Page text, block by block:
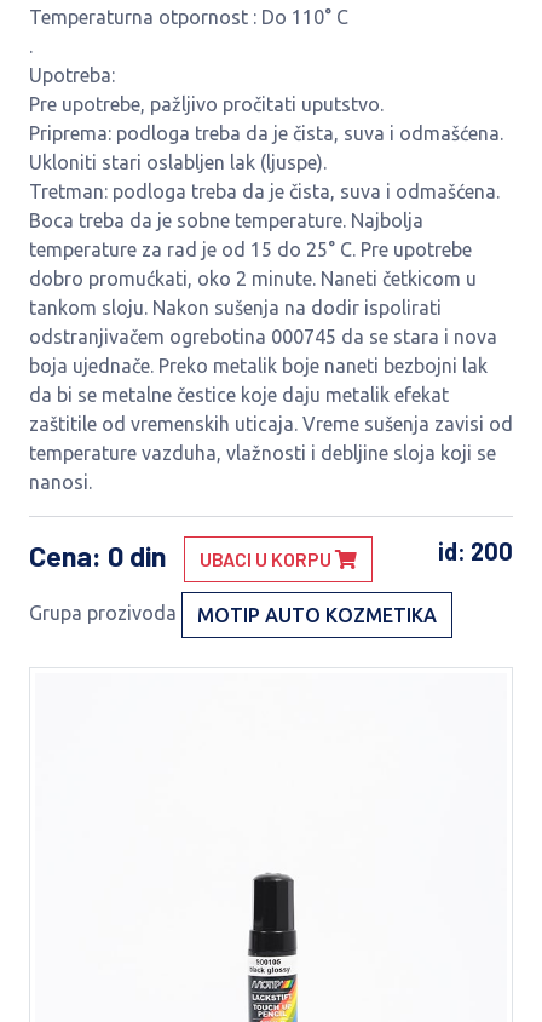
Temperaturna otpornost : Do 110° C
.
Upotreba:
Pre upotrebe, pažljivo pročitati uputstvo.
Priprema: podloga treba da je čista, suva i odmašćena.
Ukloniti stari oslabljen lak (ljuspe).
Tretman: podloga treba da je čista, suva i odmašćena.
Boca treba da je sobne temperature. Najbolja
temperature za rad je od 15 do 25° C. Pre upotrebe
dobro promućkati, oko 2 minute. Naneti četkicom u
tankom sloju. Nakon sušenja na dodir ispolirati
odstranjivačem ogrebotina 000745 da se stara i nova
boja ujednače. Preko metalik boje naneti bezbojni lak
da bi se metalne čestice koje daju metalik efekat
zaštitile od vremenskih uticaja. Vreme sušenja zavisi od
temperature vazduha, vlažnosti i debljine sloja koji se
nanosi.
Cena: 0 din id: 200
UBACI U KORPU
Grupa prozivoda MOTIP AUTO KOZMETIKA